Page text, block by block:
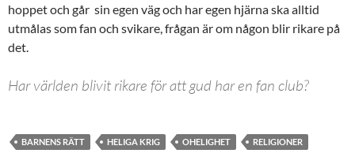
hoppet och går sin egen väg och har egen hjärna ska alltid
utmålas som fan och svikare, frågan är om någon blir rikare på
det.
Har världen blivit rikare för att gud har en fan club?
BARNENS RÄTT HELIGA KRIG OHELIGHET RELIGIONER